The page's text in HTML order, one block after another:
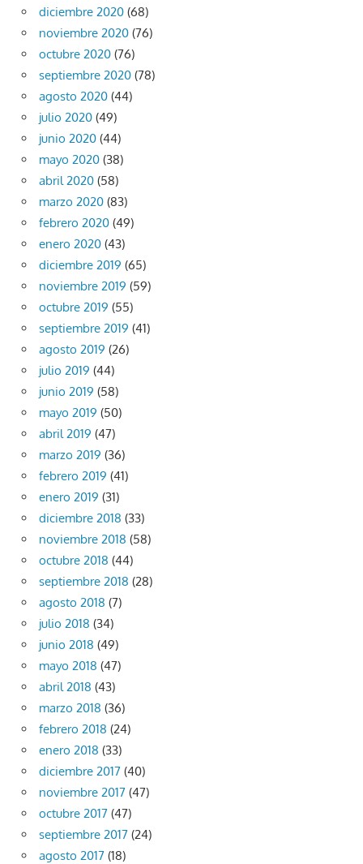
diciembre 2020 (68)
noviembre 2020 (76)
octubre 2020 (76)
septiembre 2020 (78)
agosto 2020 (44)
julio 2020 (49)
junio 2020 (44)
mayo 2020 (38)
abril 2020 (58)
marzo 2020 (83)
febrero 2020 (49)
enero 2020 (43)
diciembre 2019 (65)
noviembre 2019 (59)
octubre 2019 (55)
septiembre 2019 (41)
agosto 2019 (26)
julio 2019 (44)
junio 2019 (58)
mayo 2019 (50)
abril 2019 (47)
marzo 2019 (36)
febrero 2019 (41)
enero 2019 (31)
diciembre 2018 (33)
noviembre 2018 (58)
octubre 2018 (44)
septiembre 2018 (28)
agosto 2018 (7)
julio 2018 (34)
junio 2018 (49)
mayo 2018 (47)
abril 2018 (43)
marzo 2018 (36)
febrero 2018 (24)
enero 2018 (33)
diciembre 2017 (40)
noviembre 2017 (47)
octubre 2017 (47)
septiembre 2017 (24)
agosto 2017 (18)